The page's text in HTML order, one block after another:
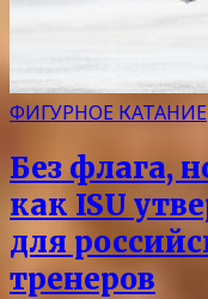
ФИГУРНОЕ КАТАНИЕ
Без флага,
как ISU
для
тренеров